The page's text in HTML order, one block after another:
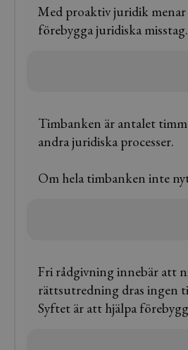
Med proaktiv juridik menar
förebygga juridiska
Timbanken är antalet
andra juridiska processer.
Om hela timbanken inte
Fri rådgivning innebär att
rättsutredning dras ingen
Syftet är att hjälpa